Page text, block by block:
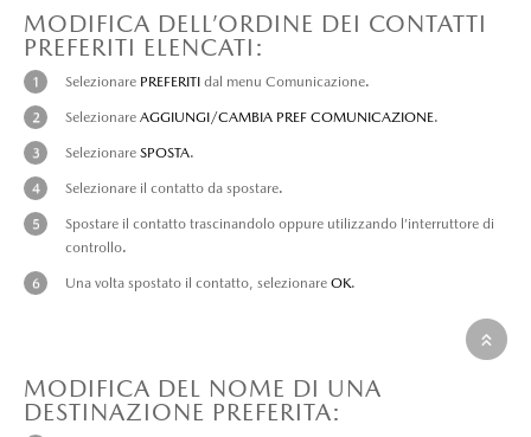
MODIFICA DELL’ORDINE DEI CONTATTI
PREFERITI ELENCATI:
Selezionare PREFERITI dal menu Comunicazione.
Selezionare AGGIUNGI/CAMBIA PREF COMUNICAZIONE.
Selezionare SPOSTA.
Selezionare il contatto da spostare.
Spostare il contatto trascinandolo oppure utilizzando l’interruttore di
controllo.
Una volta spostato il contatto, selezionare OK.
MODIFICA DEL NOME DI UNA
DESTINAZIONE PREFERITA: